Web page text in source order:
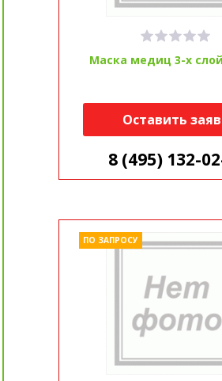
Маска медиц 3-х
Оставить
8 (495) 132-
ПО ЗАПРОСУ